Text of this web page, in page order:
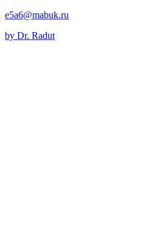
e5a6@mabuk.ru
by Dr. Radut